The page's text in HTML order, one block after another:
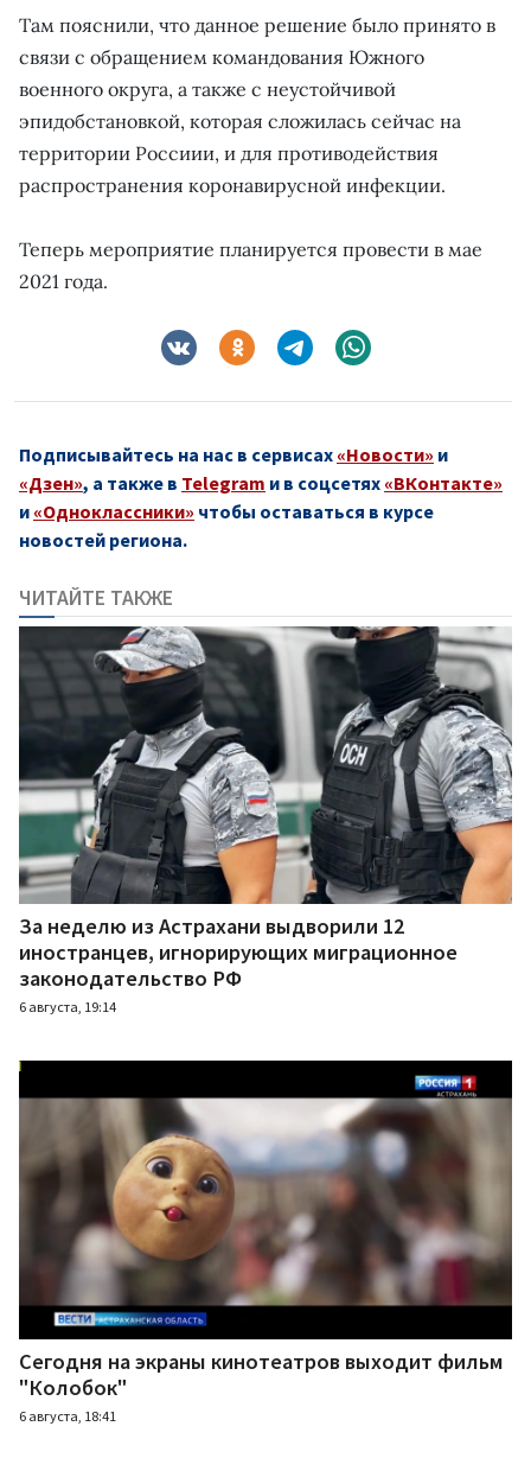
Там пояснили, что данное решение было принято в
связи с обращением командования Южного
военного округа, а также с неустойчивой
эпидобстановкой, которая сложилась сейчас на
территории Россиии, и для противодействия
распространения коронавирусной инфекции.
Теперь мероприятие планируется провести в мае
2021 года.
Подписывайтесь на нас в сервисах «Новости» и
«Дзен», а также в Telegram и в соцсетях «ВКонтакте»
и «Одноклассники» чтобы оставаться в курсе
новостей региона.
ЧИТАЙТЕ ТАКЖЕ
За неделю из Астрахани выдворили 12
иностранцев, игнорирующих миграционное
законодательство РФ
6 августа, 19:14
Сегодня на экраны кинотеатров выходит фильм
"Колобок"
6 августа, 18:41